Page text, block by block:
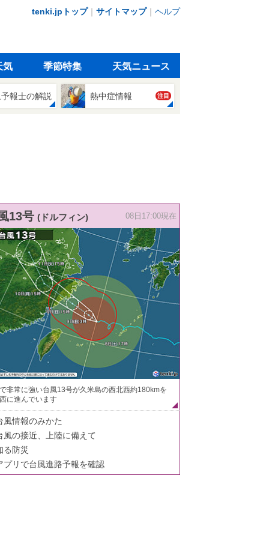
tenki.jpトップ｜ サイトマップ｜ ヘルプ
気 季節特集 天気ニュース
報士の解説 熱中症情報 注目
13号 (ドルフィン) 08日17:00現在
非常に強い台風13号が久米島の西北西約180kmを
に進んでいます
風情報のみかた
風の接近、上陸に備えて
る防災
プリで台風進路予報を確認